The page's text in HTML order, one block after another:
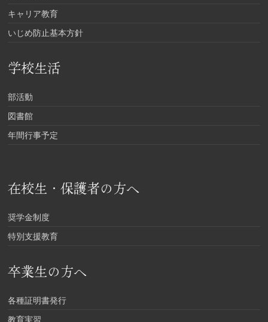
キャリア教育
いじめ防止基本方針
学校生活
部活動
図書館
年間行事予定
在校生・保護者の方へ
奨学金制度
特別支援教育
卒業生の方へ
各種証明書発行
教育実習